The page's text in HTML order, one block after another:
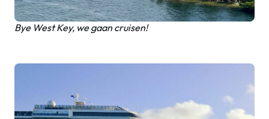
Bye West Key, we gaan cruisen!